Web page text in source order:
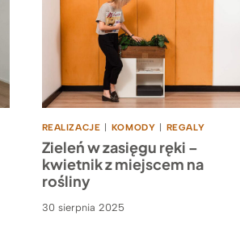
REALIZACJE | KOMODY | REGALY
Zieleń w zasięgu ręki –
kwietnik z miejscem na
rośliny
30 sierpnia 2025